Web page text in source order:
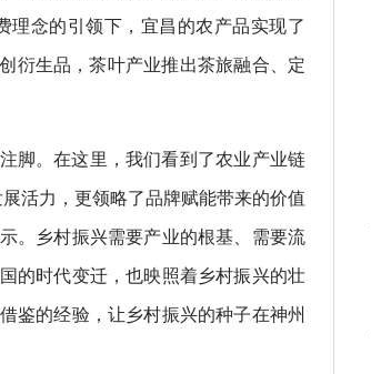
念的引领下，宜昌的农产品实现了
衍生品，茶叶产业推出茶旅融合、定
脚。在这里，我们看到了农业产业链
活力，更领略了品牌赋能带来的价值
。乡村振兴需要产业的根基、需要流
的时代变迁，也映照着乡村振兴的壮
鉴的经验，让乡村振兴的种子在神州